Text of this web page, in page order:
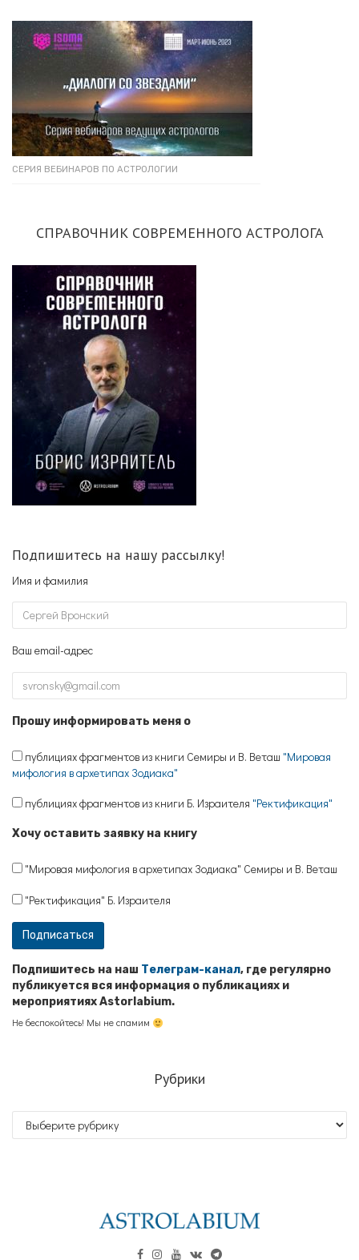
СЕРИЯ ВЕБИНАРОВ ПО АСТРОЛОГИИ
СПРАВОЧНИК СОВРЕМЕННОГО АСТРОЛОГА
Подпишитесь на нашу рассылку!
Имя и фамилия
Ваш email-адрес
Прошу информировать меня о
публициях фрагментов из книги Семиры и В. Веташ "Мировая
мифология в архетипах Зодиака"
публициях фрагментов из книги Б. Израителя "Ректификация"
Хочу оставить заявку на книгу
"Мировая мифология в архетипах Зодиака" Семиры и В. Веташ
"Ректификация" Б. Израителя
Подпишитесь на наш Телеграм-канал, где регулярно
публикуется вся информация о публикациях и
мероприятиях Astorlabium.
Не беспокойтесь! Мы не спамим
Рубрики
Рубрики